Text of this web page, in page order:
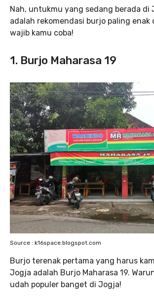
Nah, untukmu yang sedang berada di
adalah rekomendasi burjo paling enak
wajib kamu coba!
1. Burjo Maharasa 19
Source : k16space.blogspot.com
Burjo terenak pertama yang harus
Jogja adalah Burjo Maharasa 19.
udah populer banget di Jogja!